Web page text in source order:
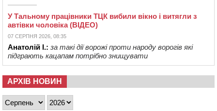
У Тальному працівники ТЦК вибили вікно і витягли з
автівки чоловіка (ВІДЕО)
07 СЕРПНЯ 2026, 08:35
Анатолій І.: за такі дії ворожі проти народу ворогів які
підграють кацапам потрібно знищувати
АРХІВ НОВИН